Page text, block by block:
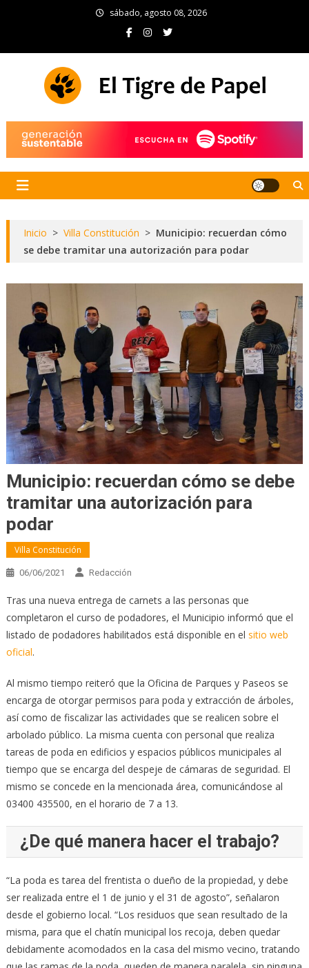
sábado, agosto 08, 2026
Inicio > Villa Constitución > Municipio: recuerdan cómo
se debe tramitar una autorización para podar
Municipio: recuerdan cómo se debe
tramitar una autorización para
podar
Villa Constitución
06/06/2021 Redacción
Tras una nueva entrega de carnets a las personas que
completaron el curso de podadores, el Municipio informó que el
listado de podadores habilitados está disponible en el sitio web
oficial.
Al mismo tiempo reiteró que la Oficina de Parques y Paseos se
encarga de otorgar permisos para poda y extracción de árboles,
así como de fiscalizar las actividades que se realicen sobre el
arbolado público. La misma cuenta con personal que realiza
tareas de poda en edificios y espacios públicos municipales al
tiempo que se encarga del despeje de cámaras de seguridad. El
mismo se concede en la mencionada área, comunicándose al
03400 435500, en el horario de 7 a 13.
¿De qué manera hacer el trabajo?
“La poda es tarea del frentista o dueño de la propiedad, y debe
ser realizada entre el 1 de junio y el 31 de agosto”, señalaron
desde el gobierno local. “Los residuos que sean resultado de la
misma, para que el chatín municipal los recoja, deben quedar
debidamente acomodados en la casa del mismo vecino, tratando